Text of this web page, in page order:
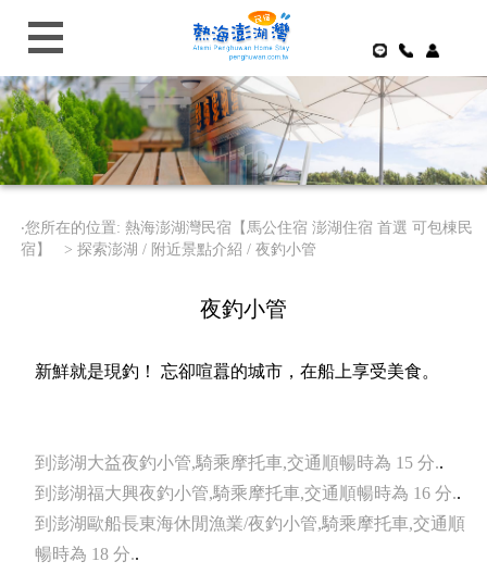
‧您所在的位置: 熱海澎湖灣民宿【馬公住宿 澎湖住宿 首選 可包棟民
宿】 > 探索澎湖 / 附近景點介紹 / 夜釣小管
夜釣小管
新鮮就是現釣！ 忘卻喧囂的城市，在船上享受美食。
到澎湖大益夜釣小管,騎乘摩托車,交通順暢時為 15 分..
到澎湖福大興夜釣小管,騎乘摩托車,交通順暢時為 16 分..
到澎湖歐船長東海休閒漁業/夜釣小管,騎乘摩托車,交通順
暢時為 18 分..